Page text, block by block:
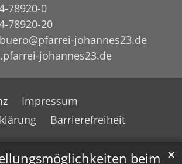
beim ✕
78920-0
78920-20
johannes23.de
johannes23.de
Impressum
Barrierefreiheit